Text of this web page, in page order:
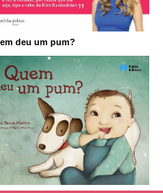
deu um pum?